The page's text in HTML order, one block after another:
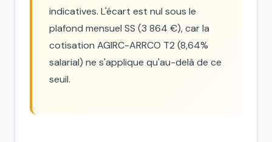
indicatives. L'écart est nul sous le
plafond mensuel SS (3 864 €), car la
cotisation AGIRC-ARRCO T2 (8,64%
salarial) ne s'applique qu'au-delà de ce
seuil.